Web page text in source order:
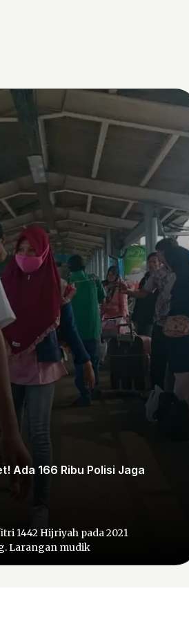
Ada 166 Ribu Polisi Jaga
1442 Hijriyah pada 2021
Larangan mudik